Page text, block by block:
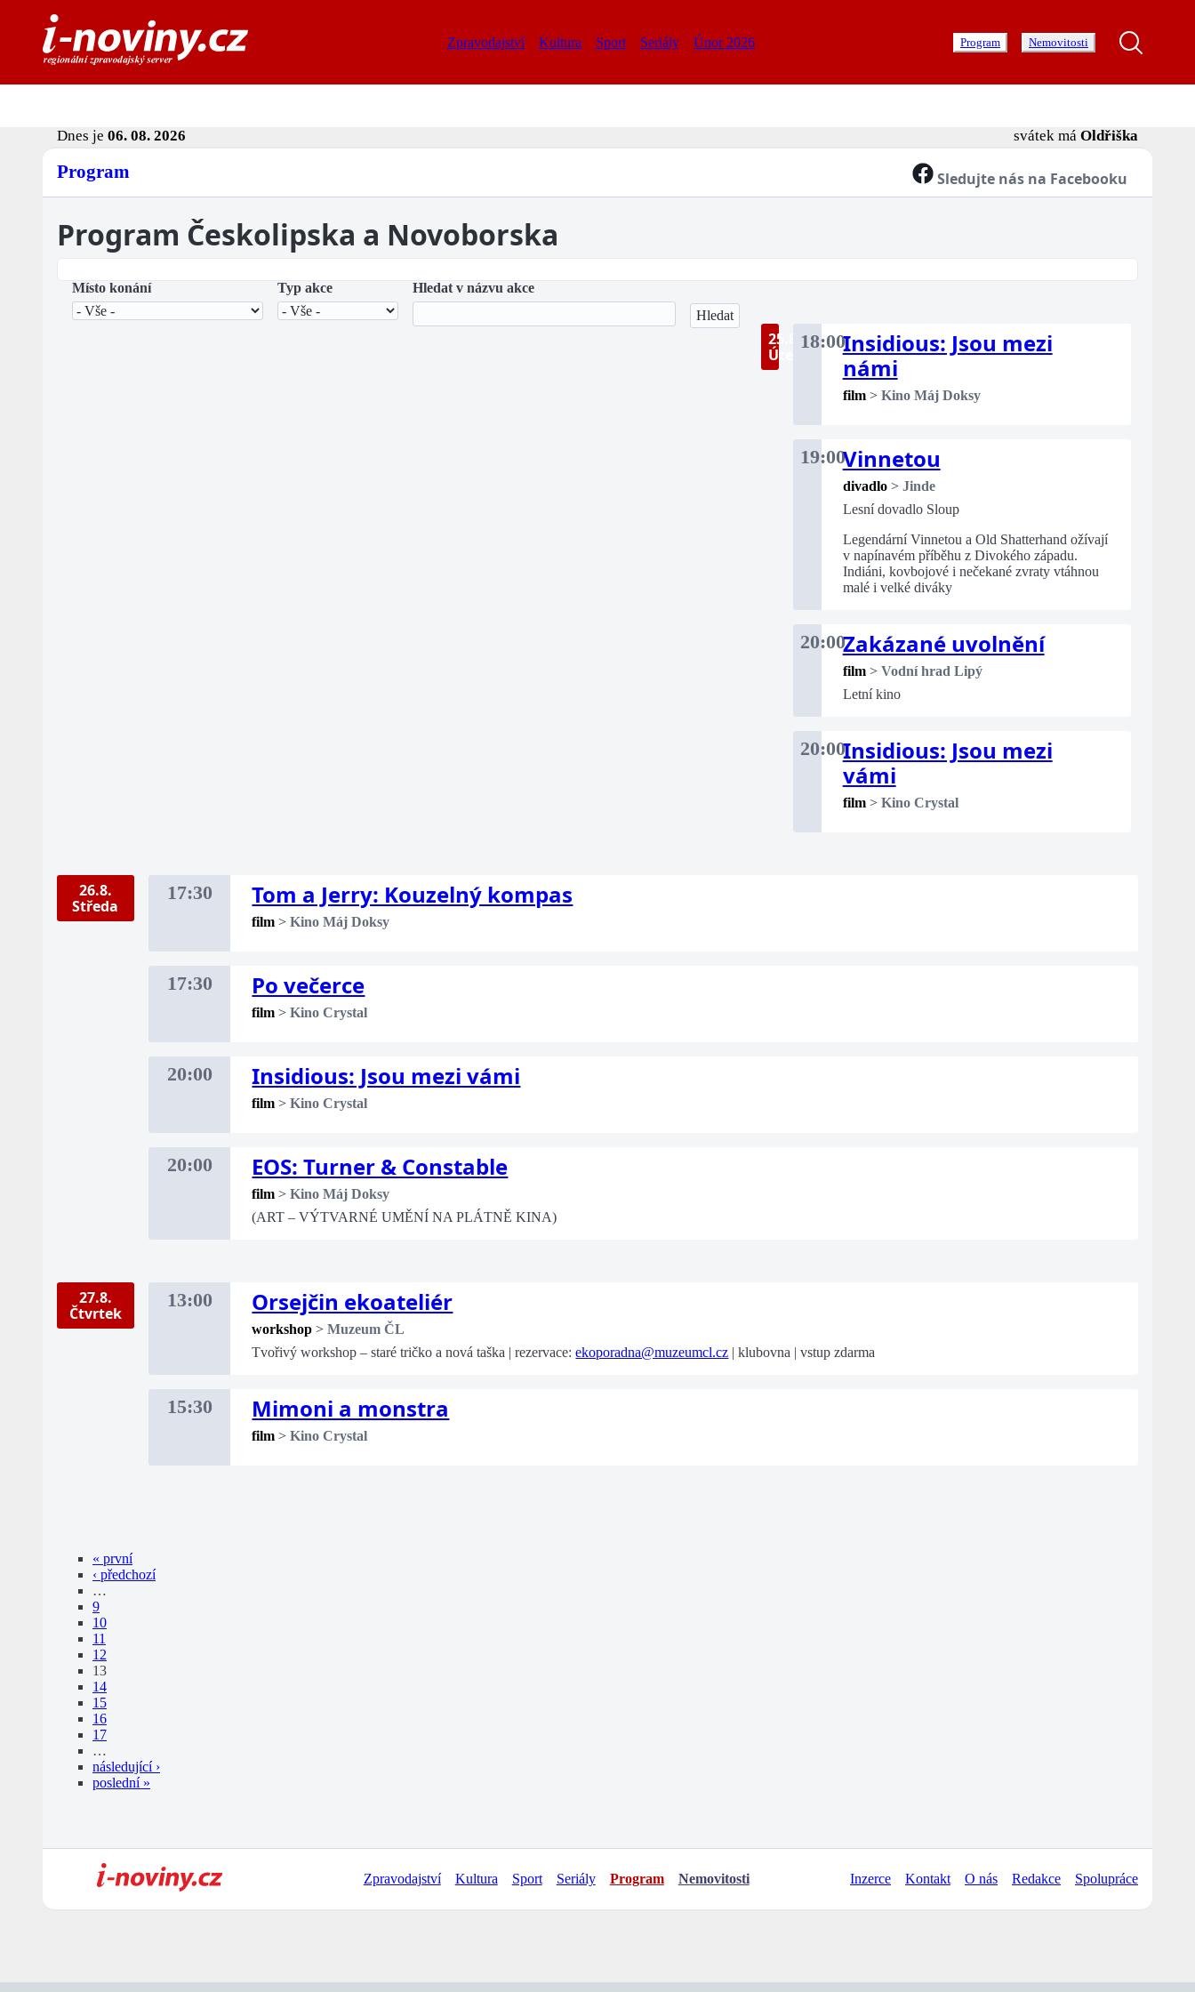
Zpravodajství Kultura Sport Seriály Únor 2026 Program Nemovitosti
Dnes je 06. 08. 2026 svátek má Oldřiška
Program Sledujte nás na Facebooku
Program Českolipska a Novoborska
Místo konání Typ akce Hledat v názvu akce
25.8.
Úterý
18:00Insidious: Jsou mezi
námi
film > Kino Máj Doksy
19:00Vinnetou
divadlo > Jinde
Lesní dovadlo Sloup
Legendární Vinnetou a Old Shatterhand ožívají
v napínavém příběhu z Divokého západu.
Indiáni, kovbojové i nečekané zvraty vtáhnou
malé i velké diváky
20:00Zakázané uvolnění
film > Vodní hrad Lipý
Letní kino
20:00Insidious: Jsou mezi
vámi
film > Kino Crystal
26.8.
Středa
17:30 Tom a Jerry: Kouzelný kompas
film >Kino Máj Doksy
17:30 Po večerce
film >Kino Crystal
20:00 Insidious: Jsou mezi vámi
film >Kino Crystal
20:00 EOS: Turner & Constable
film >Kino Máj Doksy
(ART – VÝTVARNÉ UMĚNÍ NA PLÁTNĚ KINA)
27.8.
Čtvrtek
13:00 Orsejčin ekoateliér
workshop >Muzeum ČL
Tvořivý workshop – staré tričko a nová taška | rezervace:ekoporadna@muzeumcl.cz | klubovna | vstup zdarma
15:30 Mimoni a monstra
film >Kino Crystal
« první
‹ předchozí
…
9
10
11
12
13
14
15
16
17
…
následující ›
poslední »
Zpravodajství Kultura Sport Seriály Program Nemovitosti Inzerce Kontakt O nás Redakce Spolupráce